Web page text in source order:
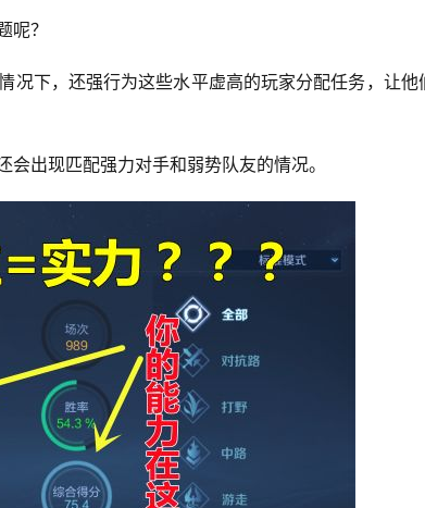
呢？
况下，还强行为这些水平虚高的玩家分配任务，让他
出现匹配强力对手和弱势队友的情况。